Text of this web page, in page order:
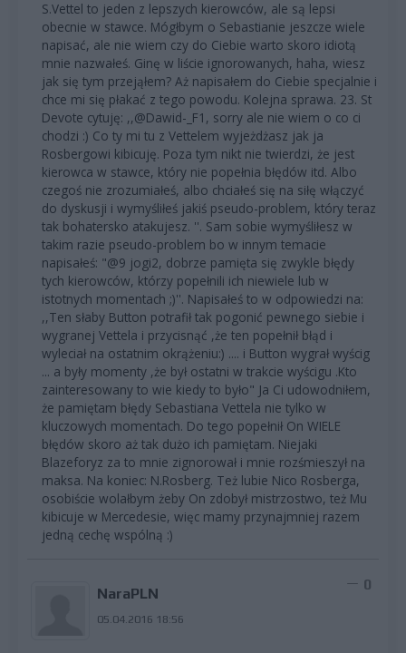
S.Vettel to jeden z lepszych kierowców, ale są lepsi
obecnie w stawce. Mógłbym o Sebastianie jeszcze wiele
napisać, ale nie wiem czy do Ciebie warto skoro idiotą
mnie nazwałeś. Ginę w liście ignorowanych, haha, wiesz
jak się tym przejąłem? Aż napisałem do Ciebie specjalnie i
chce mi się płakać z tego powodu. Kolejna sprawa. 23. St
Devote cytuję: ,,@Dawid-_F1, sorry ale nie wiem o co ci
chodzi :) Co ty mi tu z Vettelem wyjeżdżasz jak ja
Rosbergowi kibicuję. Poza tym nikt nie twierdzi, że jest
kierowca w stawce, który nie popełnia błędów itd. Albo
czegoś nie zrozumiałeś, albo chciałeś się na siłę włączyć
do dyskusji i wymyśliłeś jakiś pseudo-problem, który teraz
tak bohatersko atakujesz. ''. Sam sobie wymyśliłesz w
takim razie pseudo-problem bo w innym temacie
napisałeś: "@9 jogi2, dobrze pamięta się zwykle błędy
tych kierowców, którzy popełnili ich niewiele lub w
istotnych momentach ;)''. Napisałeś to w odpowiedzi na:
,,Ten słaby Button potrafił tak pogonić pewnego siebie i
wygranej Vettela i przycisnąć ,że ten popełnił błąd i
wyleciał na ostatnim okrążeniu:) .... i Button wygrał wyścig
... a były momenty ,że był ostatni w trakcie wyścigu .Kto
zainteresowany to wie kiedy to było" Ja Ci udowodniłem,
że pamiętam błędy Sebastiana Vettela nie tylko w
kluczowych momentach. Do tego popełnił On WIELE
błędów skoro aż tak dużo ich pamiętam. Niejaki
Blazeforyz za to mnie zignorował i mnie rozśmieszył na
maksa. Na koniec: N.Rosberg. Też lubie Nico Rosberga,
osobiście wolałbym żeby On zdobył mistrzostwo, też Mu
kibicuje w Mercedesie, więc mamy przynajmniej razem
jedną cechę wspólną :)
NaraPLN
05.04.2016 18:56
0